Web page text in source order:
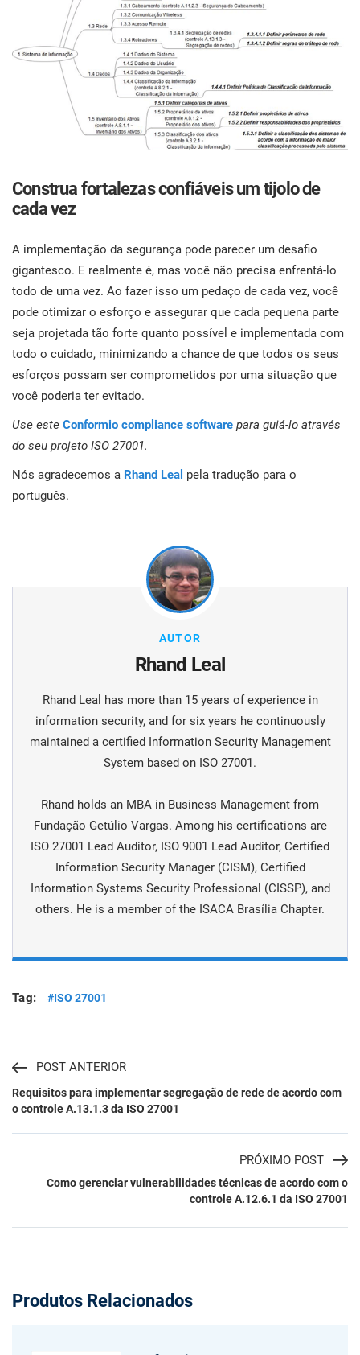
Construa fortalezas confiáveis um tijolo de
cada vez
A implementação da segurança pode parecer um desafio
gigantesco. E realmente é, mas você não precisa enfrentá-lo
todo de uma vez. Ao fazer isso um pedaço de cada vez, você
pode otimizar o esforço e assegurar que cada pequena parte
seja projetada tão forte quanto possível e implementada com
todo o cuidado, minimizando a chance de que todos os seus
esforços possam ser comprometidos por uma situação que
você poderia ter evitado.
Use este Conformio compliance software para guiá-lo através
do seu projeto ISO 27001.
Nós agradecemos a Rhand Leal pela tradução para o
português.
AUTOR
Rhand Leal
Rhand Leal has more than 15 years of experience in
information security, and for six years he continuously
maintained а certified Information Security Management
System based on ISO 27001.
Rhand holds an MBA in Business Management from
Fundação Getúlio Vargas. Among his certifications are
ISO 27001 Lead Auditor, ISO 9001 Lead Auditor, Certified
Information Security Manager (CISM), Certified
Information Systems Security Professional (CISSP), and
others. He is a member of the ISACA Brasília Chapter.
Tag: #ISO 27001
POST ANTERIOR
Requisitos para implementar segregação de rede de acordo com
o controle A.13.1.3 da ISO 27001
PRÓXIMO POST
Como gerenciar vulnerabilidades técnicas de acordo com o
controle A.12.6.1 da ISO 27001
Produtos Relacionados